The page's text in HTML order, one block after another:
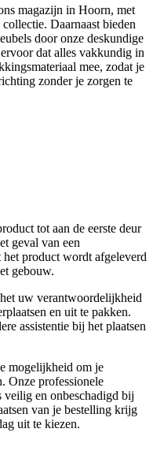
magazijn in Hoorn, met
Daarnaast bieden
door onze deskundige
dat alles vakkundig in
mee, zodat je
zonder je zorgen te
tot aan de eerste deur
geval van een
het product wordt afgeleverd
gebouw.
uw verantwoordelijkheid
en uit te pakken.
assistentie bij het plaatsen
mogelijkheid om je
Onze professionele
veilig en onbeschadigd bij
van je bestelling krijg
uit te kiezen.